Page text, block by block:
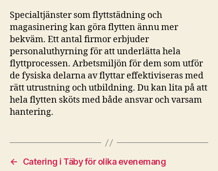
Specialtjänster som flyttstädning och
magasinering kan göra flytten ännu mer
bekväm. Ett antal firmor erbjuder
personaluthyrning för att underlätta hela
flyttprocessen. Arbetsmiljön för dem som utför
de fysiska delarna av flyttar effektiviseras med
rätt utrustning och utbildning. Du kan lita på att
hela flytten sköts med både ansvar och varsam
hantering.
←
Catering i Täby för olika evenemang